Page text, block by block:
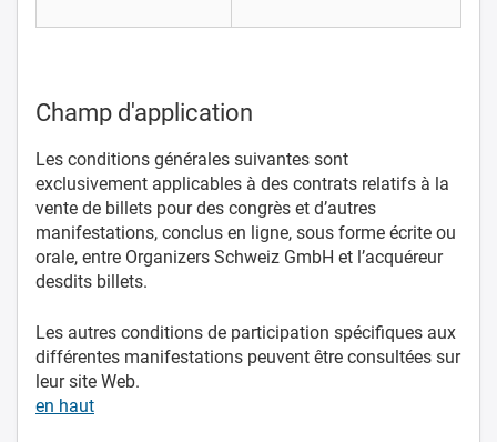
Champ d'application
Les conditions générales suivantes sont
exclusivement applicables à des contrats relatifs à la
vente de billets pour des congrès et d’autres
manifestations, conclus en ligne, sous forme écrite ou
orale, entre Organizers Schweiz GmbH et l’acquéreur
desdits billets.
Les autres conditions de participation spécifiques aux
différentes manifestations peuvent être consultées sur
leur site Web.
en haut